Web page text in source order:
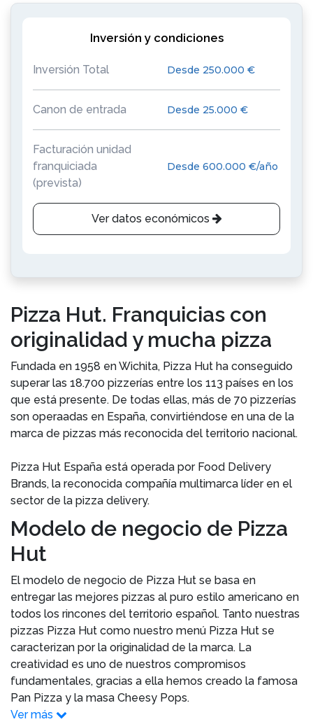
Inversión y condiciones
Inversión Total Desde 250.000 €
Canon de entrada Desde 25.000 €
Facturación unidad
franquiciada
(prevista)
Desde 600.000 €/año
Ver datos económicos
Pizza Hut. Franquicias con
originalidad y mucha pizza
Fundada en 1958 en Wichita, Pizza Hut ha conseguido
superar las 18.700 pizzerías entre los 113 países en los
que está presente. De todas ellas, más de 70 pizzerías
son operaadas en España, convirtiéndose en una de la
marca de pizzas más reconocida del territorio nacional.
Pizza Hut España está operada por Food Delivery
Brands, la reconocida compañía multimarca líder en el
sector de la pizza delivery.
Modelo de negocio de Pizza
Hut
El modelo de negocio de Pizza Hut se basa en
entregar las mejores pizzas al puro estilo americano en
todos los rincones del territorio español. Tanto nuestras
pizzas Pizza Hut como nuestro menú Pizza Hut se
caracterizan por la originalidad de la marca. La
creatividad es uno de nuestros compromisos
fundamentales, gracias a ella hemos creado la famosa
Pan Pizza y la masa Cheesy Pops.
Ver más